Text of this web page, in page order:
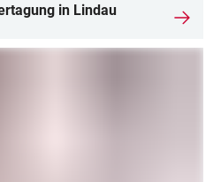
in Lindau